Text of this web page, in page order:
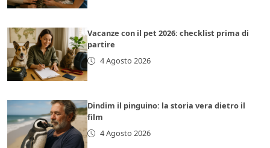
Vacanze con il pet 2026: checklist prima di
partire
4 Agosto 2026
Dindim il pinguino: la storia vera dietro il
film
4 Agosto 2026